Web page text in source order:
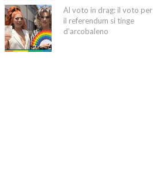
Al voto in drag: il voto per
il referendum si tinge
d’arcobaleno